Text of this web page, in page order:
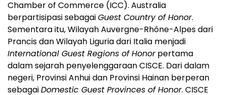
Chamber of Commerce (ICC). Australia
berpartisipasi sebagaiGuest Country of Honor.
Sementara itu, Wilayah Auvergne-Rhône-Alpes dari
Prancis dan Wilayah Liguria dari Italia menjadi
International Guest Regions of Honorpertama
dalam sejarah penyelenggaraan CISCE. Dari dalam
negeri, Provinsi Anhui dan Provinsi Hainan berperan
sebagaiDomestic Guest Provinces of Honor. CISCE